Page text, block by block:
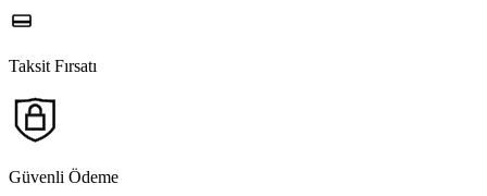
Taksit Fırsatı
Güvenli Ödeme